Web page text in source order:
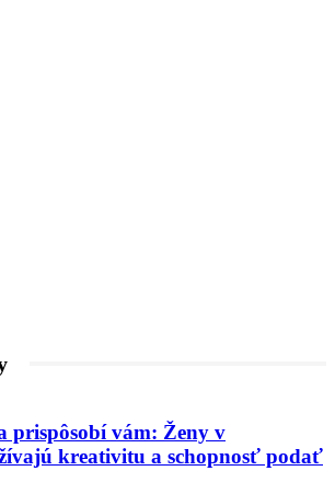
prispôsobí vám: Ženy v
kreativitu a schopnosť podať